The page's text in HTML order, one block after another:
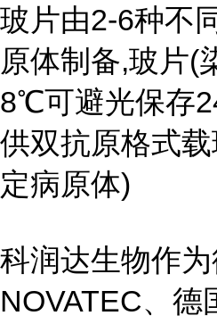
玻片由2-6种不
原体制备,玻片(
8℃可避光保存
供双抗原格式
定病原体)
科润达生物作为
NOVATEC、德